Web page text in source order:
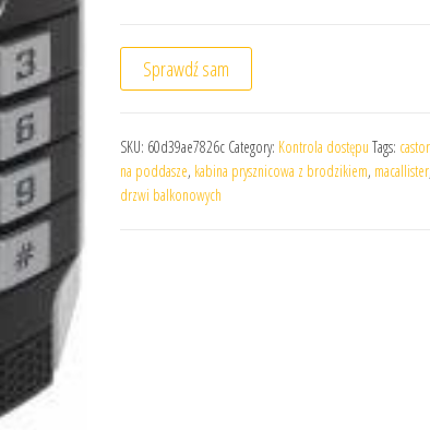
Sprawdź sam
SKU: 60d39ae7826c Category: Kontrola dostępu Tags:
na poddasze, kabina prysznicowa z brodzikiem, macallister
drzwi balkonowych